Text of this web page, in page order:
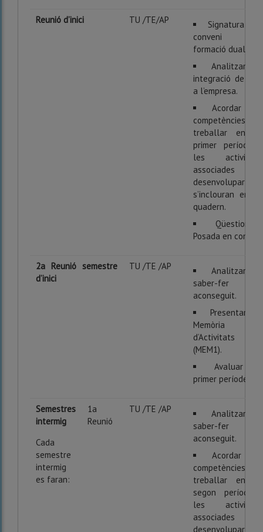
Reunió d’inici TU /TE/AP
Signatura del
conveni de
formació dual
Analitzar la
integració de l’AP
a l’empresa.
Acordar les
competències a
treballar en el
primer període i
les activitats
associades a
desenvolupar que
s’inclouran en el
quadern.
Qüestions/
Posada en comú.
2a Reunió semestre
d’inici
TU /TE /AP
Analitzar el
saber-fer
aconseguit.
Presentar la
Memòria
d’Activitats
(MEM1).
Avaluar el
primer període.
Semestres
intermig
Cada
semestre
intermig
es faran:
1a
Reunió
TU /TE /AP
Analitzar el
saber-fer
aconseguit.
Acordar les
competències a
treballar en el
segon període i
les activitats
associades a
desenvolupar que